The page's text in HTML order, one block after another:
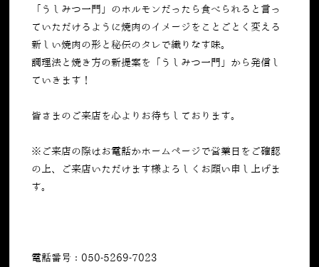
「うしみつ一門」のホルモンだったら食べられると言っ
ていただけるように焼肉のイメージをことごとく変える
新しい焼肉の形と秘伝のタレで織りなす味。
調理法と焼き方の新提案を「うしみつ一門」から発信し
ていきます！
皆さまのご来店を心よりお待ちしております。
※ご来店の際はお電話かホームページで営業日をご確認
の上、ご来店いただけます様よろしくお願い申し上げま
す。
電話番号：050-5269-7023